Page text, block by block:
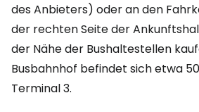
des Anbieters) oder an den
der rechten Seite der
der Nähe der Bushaltestellen
Busbahnhof befindet sich etwa
Terminal 3.